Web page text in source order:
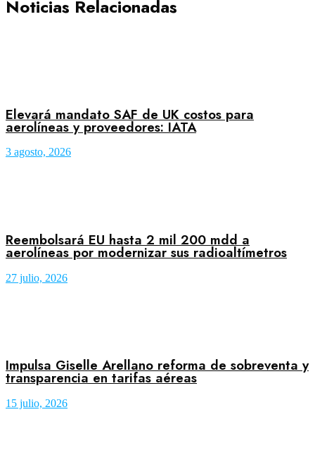
Noticias Relacionadas
Elevará mandato SAF de UK costos para
aerolíneas y proveedores: IATA
3 agosto, 2026
Reembolsará EU hasta 2 mil 200 mdd a
aerolíneas por modernizar sus radioaltímetros
27 julio, 2026
Impulsa Giselle Arellano reforma de sobreventa y
transparencia en tarifas aéreas
15 julio, 2026